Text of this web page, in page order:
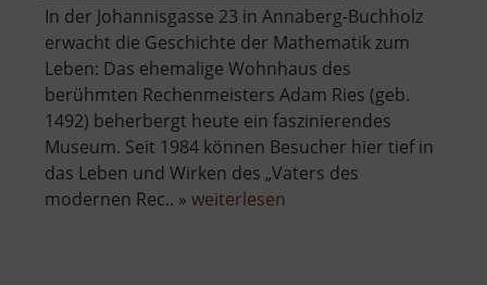
In der Johannisgasse 23 in Annaberg-Buchholz
erwacht die Geschichte der Mathematik zum
Leben: Das ehemalige Wohnhaus des
berühmten Rechenmeisters Adam Ries (geb.
1492) beherbergt heute ein faszinierendes
Museum. Seit 1984 können Besucher hier tief in
das Leben und Wirken des „Vaters des
modernen Rec.. » weiterlesen